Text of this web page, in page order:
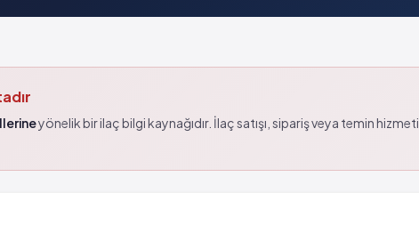
yönelik bir ilaç bilgi kaynağıdır. İlaç satışı, sipariş veya temin hizmeti